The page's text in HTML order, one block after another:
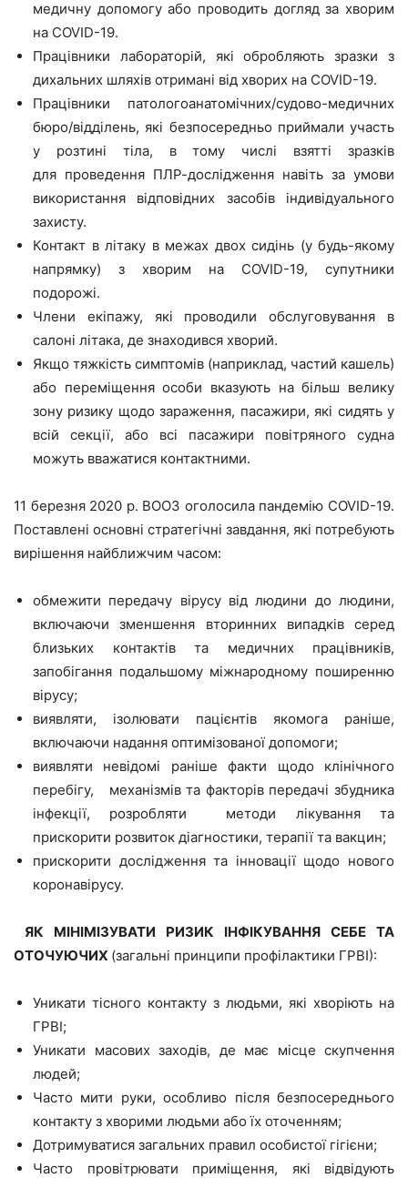
медичну допомогу або проводить догляд за хворим
на COVID-19.
Працівники лабораторій, які обробляють зразки з
дихальних шляхів отримані від хворих на COVID-19.
Працівники патологоанатомічних/судово-медичних
бюро/відділень, які безпосередньо приймали участь
у розтині тіла, в тому числі взятті зразків
для проведення ПЛР-дослідження навіть за умови
використання відповідних засобів індивідуального
захисту.
Контакт в літаку в межах двох сидінь (у будь-якому
напрямку) з хворим на COVID-19, супутники
подорожі.
Члени екіпажу, які проводили обслуговування в
салоні літака, де знаходився хворий.
Якщо тяжкість симптомів (наприклад, частий кашель)
або переміщення особи вказують на більш велику
зону ризику щодо зараження, пасажири, які сидять у
всій секції, або всі пасажири повітряного судна
можуть вважатися контактними.
11 березня 2020 р. ВООЗ оголосила пандемію COVID-19.
Поставлені основні стратегічні завдання, які потребують
вирішення найближчим часом:
обмежити передачу вірусу від людини до людини,
включаючи зменшення вторинних випадків серед
близьких контактів та медичних працівників,
запобігання подальшому міжнародному поширенню
вірусу;
виявляти, ізолювати пацієнтів якомога раніше,
включаючи надання оптимізованої допомоги;
виявляти невідомі раніше факти щодо клінічного
перебігу, механізмів та факторів передачі збудника
інфекції, розробляти методи лікування та
прискорити розвиток діагностики, терапії та вакцин;
прискорити дослідження та інновації щодо нового
коронавірусу.
ЯК МІНІМІЗУВАТИ РИЗИК ІНФІКУВАННЯ СЕБЕ ТА
ОТОЧУЮЧИХ (загальні принципи профілактики ГРВІ):
Уникати тісного контакту з людьми, які хворіють на
ГРВІ;
Уникати масових заходів, де має місце скупчення
людей;
Часто мити руки, особливо після безпосереднього
контакту з хворими людьми або їх оточенням;
Дотримуватися загальних правил особистої гігієни;
Часто провітрювати приміщення, які відвідують